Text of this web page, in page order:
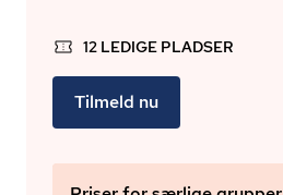
12 LEDIGE PLADSER
Tilmeld nu